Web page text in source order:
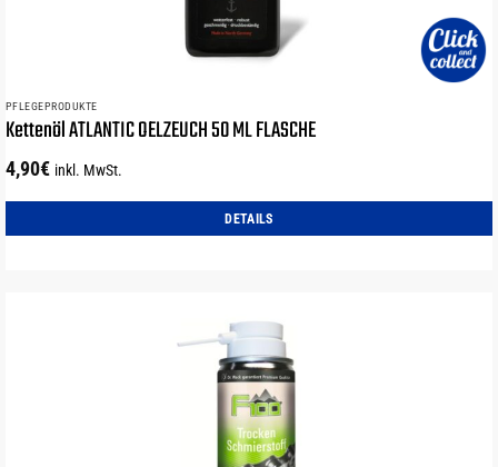
PFLEGEPRODUKTE
Kettenöl ATLANTIC OELZEUCH 50 ML FLASCHE
4,90€ inkl. MwSt.
DETAILS